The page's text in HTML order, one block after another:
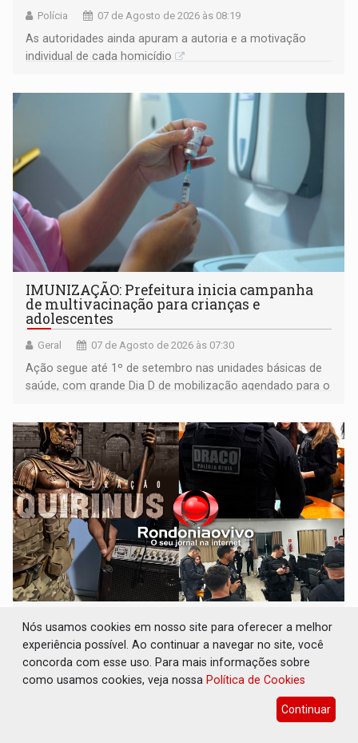
Polícia 07 de Agosto de 2026 às 08:19
As autoridades ainda apuram a autoria e a motivação
individual de cada homicídio
IMUNIZAÇÃO: Prefeitura inicia campanha
de multivacinação para crianças e
adolescentes
Geral 07 de Agosto de 2026 às 07:30
Ação segue até 1º de setembro nas unidades básicas de
saúde, com grande Dia D de mobilização agendado para o
QUIRINUS: Draco faz operação para prender
faccionados que atacaram provedores de
internet
Polícia 07 de Agosto de 2026 às 07:19
Operação Quirinus é tratada pelas autoridades de
segurança pública como a primeira fase de uma série de
Nós usamos cookies em nosso site para oferecer a melhor
experiência possível. Ao continuar a navegar no site, você
concorda com esse uso. Para mais informações sobre
como usamos cookies, veja nossa Política de Cookies
Continuar